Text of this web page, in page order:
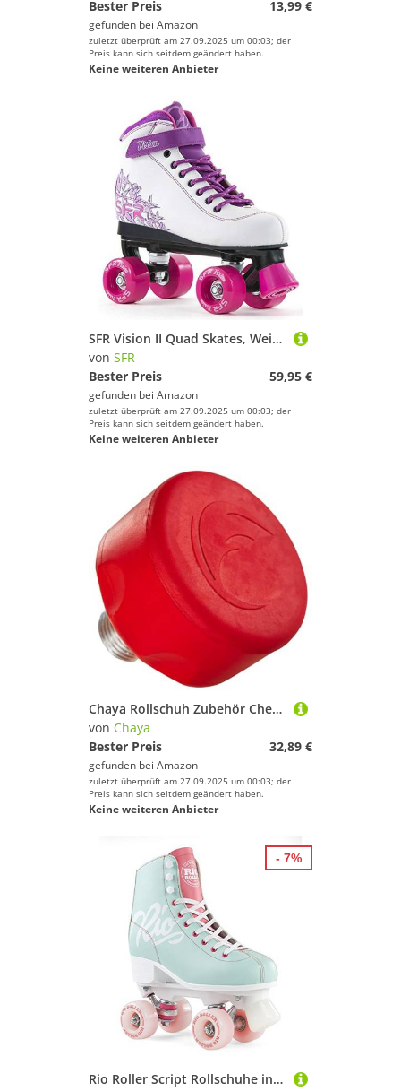
Bester Preis 13,99 €
gefunden bei Amazon
zuletzt überprüft am 27.09.2025 um 00:03; der
Preis kann sich seitdem geändert haben.
Keine weiteren Anbieter
SFR Vision II Quad Skates, Weiß / Rosa - 35.5
von SFR
Bester Preis
59,95 €
gefunden bei Amazon
zuletzt überprüft am 27.09.2025 um 00:03; der
Preis kann sich seitdem geändert haben.
Keine weiteren Anbieter
Chaya Rollschuh Zubehör Cherry Bomb Stopper, Cherry, kurzes oder langes Gewinde
von Chaya
Bester Preis
32,89 €
gefunden bei Amazon
zuletzt überprüft am 27.09.2025 um 00:03; der
Preis kann sich seitdem geändert haben.
Keine weiteren Anbieter
Rio Roller Script Rollschuhe in Teal/Coral (38)
- 7%